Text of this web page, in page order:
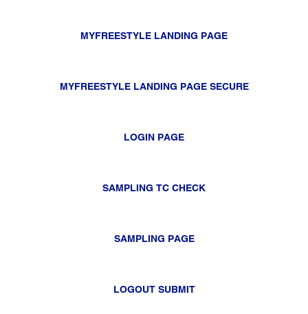
MYFREESTYLE LANDING PAGE
MYFREESTYLE LANDING PAGE SECURE
LOGIN PAGE
SAMPLING TC CHECK
SAMPLING PAGE
LOGOUT SUBMIT